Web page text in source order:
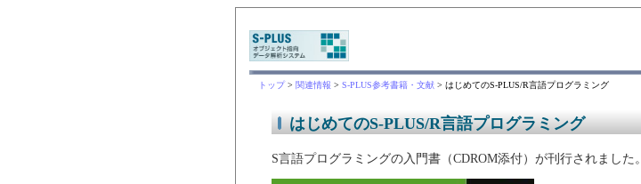
トップ> 関連情報 > S-PLUS参考書籍・文献> はじめてのS-PLUS/R言語プログラミング
はじめてのS-PLUS/R言語プログラミング
S言語プログラミングの入門書（CDROM添付）が刊行されました。